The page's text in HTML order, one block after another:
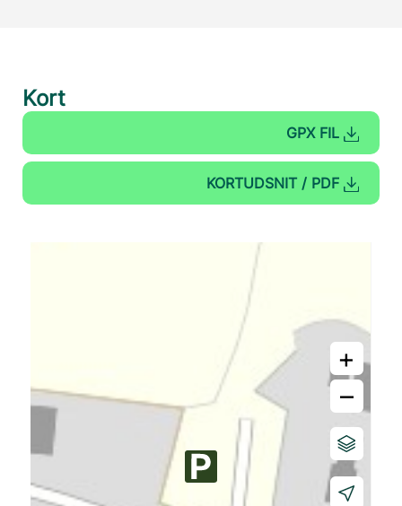
Kort
GPX FIL
KORTUDSNIT / PDF
+
–